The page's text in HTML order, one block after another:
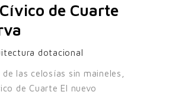
de Cuarte
dotacional
las celosías sin maineles,
de Cuarte El nuevo